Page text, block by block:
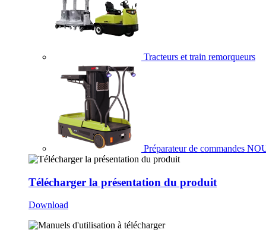
Tracteurs et train remorqueurs
Préparateur de commandes
Télécharger la présentation du produit
Download